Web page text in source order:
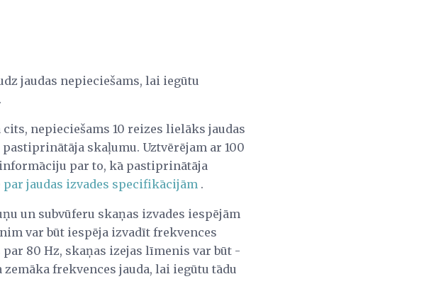
jaudas nepieciešams, lai iegūtu
nepieciešams 10 reizes lielāks jaudas
pastiprinātāja skaļumu. Uztvērējam ar 100
par to, kā pastiprinātāja
jaudas izvades specifikācijām .
un subvūferu skaņas izvades iespējām
var būt iespēja izvadīt frekvences
80 Hz, skaņas izejas līmenis var būt -
frekvences jauda, ​​lai iegūtu tādu